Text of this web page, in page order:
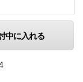
中に入れる